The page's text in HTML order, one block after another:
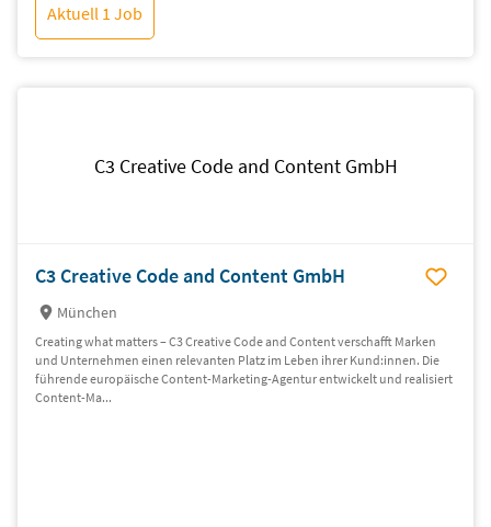
Aktuell 1 Job
C3 Creative Code and Content GmbH
C3 Creative Code and Content GmbH
München
Creating what matters – C3 Creative Code and Content verschafft Marken
und Unternehmen einen relevanten Platz im Leben ihrer Kund:innen. Die
führende europäische Content-Marketing-Agentur entwickelt und realisiert
Content-Ma...